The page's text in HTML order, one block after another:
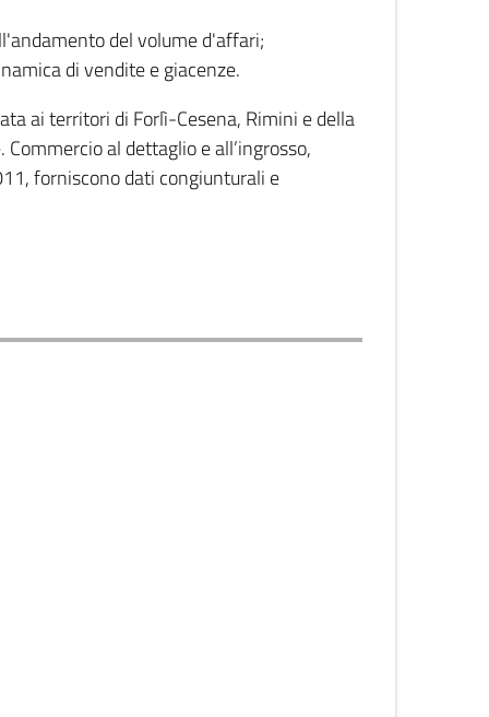
del volume d'affari;
di vendite e giacenze.
ai territori di Forlì-Cesena, Rimini e della
al dettaglio e all’ingrosso,
forniscono dati congiunturali e